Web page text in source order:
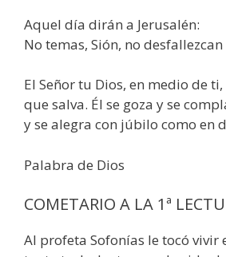
Aquel día dirán a Jerusalén:
No temas, Sión, no
El Señor tu Dios, en medio de
que salva. Él se goza y se
y se alegra con júbilo como en
Palabra de Dios
COMETARIO A LA 1ª
Al profeta Sofonías le tocó vivir